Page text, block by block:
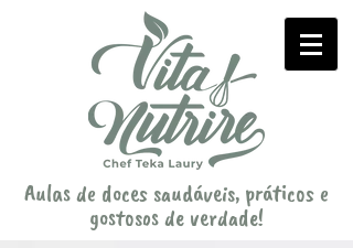
Aulas de doces saudáveis, práticos e
gostosos de verdade!